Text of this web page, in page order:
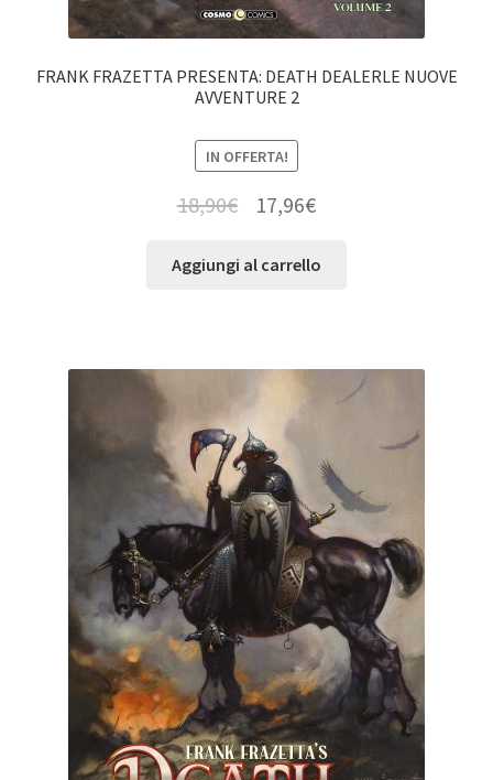
FRANK FRAZETTA PRESENTA: DEATH DEALERLE NUOVE
AVVENTURE 2
IN OFFERTA!
18,90€ 17,96€
Aggiungi al carrello